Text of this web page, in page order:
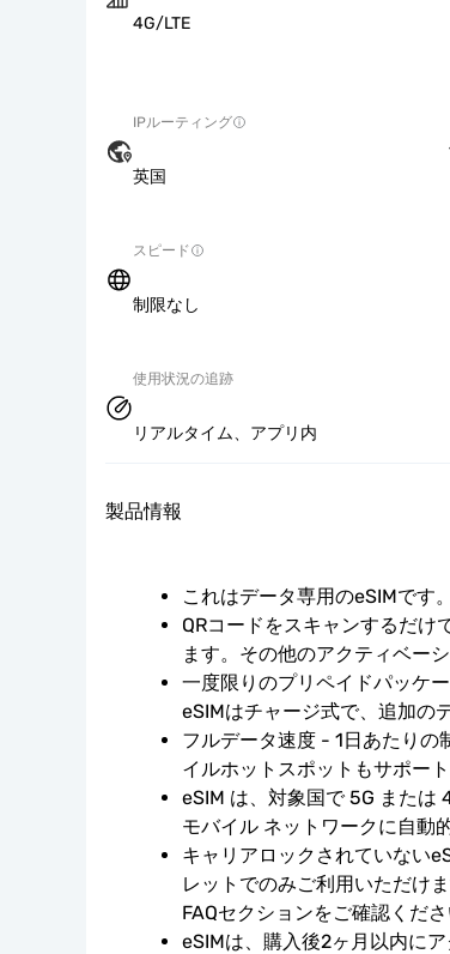
4G/LTE
IPルーティング
英国
スピード
制限なし
使用状況の追跡
リアルタイム、アプリ内
製品情報
これはデータ専用のeSIMです
QRコードをスキャンするだけ
ます。その他のアクティベー
一度限りのプリペイドパッケ
eSIMはチャージ式で、追加の
フルデータ速度 - 1日あたりの
イルホットスポットもサポート
eSIM は、対象国で 5G または
モバイル ネットワークに自動
キャリアロックされていない
レットでのみご利用いただけ
FAQセクションをご確認くださ
eSIMは、購入後2ヶ月以内に